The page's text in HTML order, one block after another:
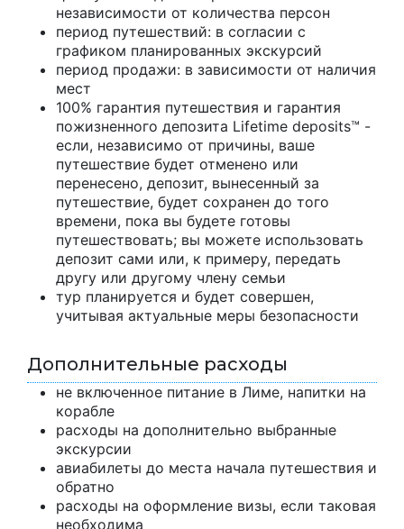
независимости от количества персон
период путешествий: в согласии с
графиком планированных экскурсий
период продажи: в зависимости от наличия
мест
100% гарантия путешествия и гарантия
пожизненного депозита Lifetime deposits™ -
если, независимо от причины, ваше
путешествие будет отменено или
перенесено, депозит, вынесенный за
путешествие, будет сохранен до того
времени, пока вы будете готовы
путешествовать; вы можете использовать
депозит сами или, к примеру, передать
другу или другому члену семьи
тур планируется и будет совершен,
учитывая актуальные меры безопасности
Дополнительные расходы
не включенное питание в Лиме, напитки на
корабле
расходы на дополнительно выбранные
экскурсии
авиабилеты до места начала путешествия и
обратно
расходы на оформление визы, если таковая
необходима